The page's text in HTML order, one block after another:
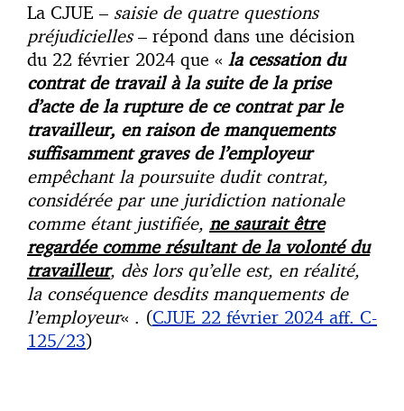
La CJUE – saisie de quatre questions
préjudicielles– répond dans une décision
du 22 février 2024 que « la cessation du
contrat de travail à la suite de la prise
d’acte de la rupture de ce contrat par le
travailleur, en raison de manquements
suffisamment graves de l’employeur
empêchant la poursuite dudit contrat,
considérée par une juridiction nationale
comme étant justifiée, ne saurait être
regardée comme résultant de la volonté du
travailleur, dès lors qu’elle est, en réalité,
la conséquence desdits manquements de
l’employeur« . (CJUE 22 février 2024 aff. C-
125/23)